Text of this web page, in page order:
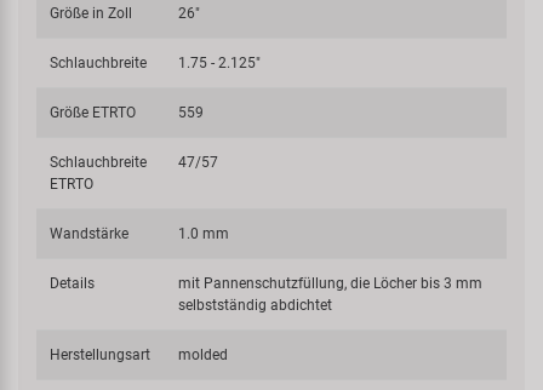
Größe in Zoll 26"
Schlauchbreite 1.75 - 2.125"
Größe ETRTO 559
Schlauchbreite
ETRTO
47/57
Wandstärke 1.0 mm
Details
mit Pannenschutzfüllung, die Löcher bis 3 mm
selbstständig abdichtet
Herstellungsart molded